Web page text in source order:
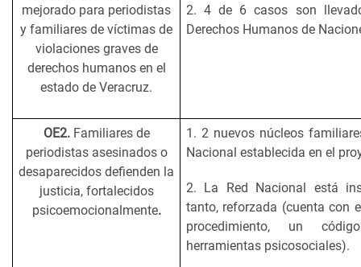
mejorado para periodistas
y familiares de víctimas de
violaciones graves de
derechos humanos en el
estado de Veracruz.
2. 4 de 6 casos son
Derechos Humanos de
OE2.Familiares de
periodistas asesinados o
desaparecidos defienden la
justicia, fortalecidos
psicoemocionalmente.
1. 2 nuevos núcleos
Nacional establecida en el
2. La Red Nacional está
tanto, reforzada (cuenta con
procedimiento, un
herramientas psicosociales).